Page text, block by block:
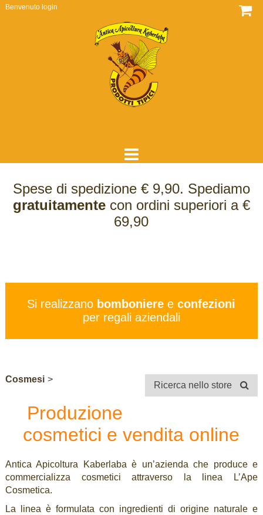
Benvenuto login
DOVE SIAMO
CONTATTI
Spese di spedizione € 9,90. Spediamo
gratuitamentecon ordini superiori a €
69,90
Si realizzano bomboniere econfezioni
per regali aziendali
Ricerca nello store
Cosmesi >
Produzione
cosmetici e vendita online
Antica Apicoltura Kaberlaba è un’azienda che produce e
commercializza cosmetici attraverso la linea L’Ape
Cosmetica.
La linea è formulata con ingredienti di origine naturale e